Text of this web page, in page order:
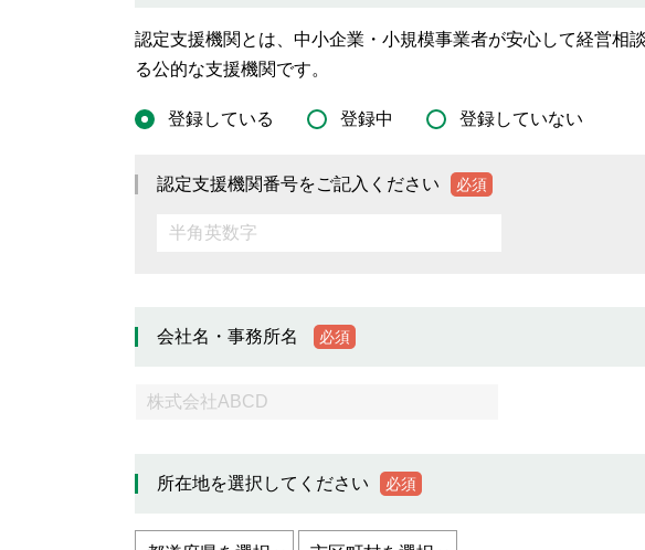
認定支援機関とは、中小企業・小規模事業者が安心して経営相
る公的な支援機関です。
登録している 登録中 登録していない
認定支援機関番号をご記入ください 必須
会社名・事務所名 必須
所在地を選択してください 必須